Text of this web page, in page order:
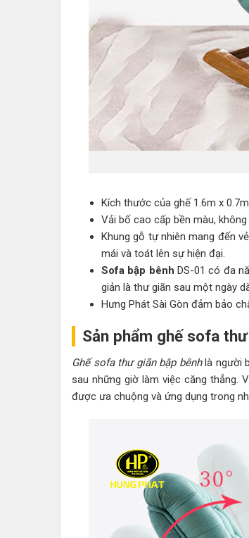
Kích thước của ghế 1.6m x
Vải bố cao cấp bền màu,
Khung gỗ tự nhiên mang đến
mái và toát lên sự hiện đại.
Sofa bập bênh DS-01 có đa
giản là thư giãn sau một ngày
Hưng Phát Sài Gòn đảm bảo
Sản phẩm ghế sofa
Ghế sofa thư giãn bập bênhlà người
sau những giờ làm việc căng thẳng.
được ưa chuộng và ứng dụng trong